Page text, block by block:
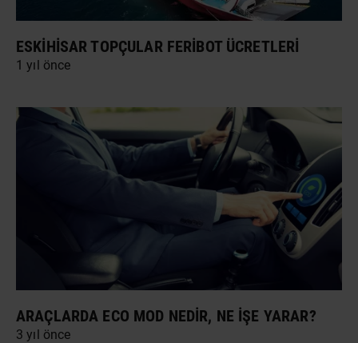
ESKIHISAR TOPÇULAR FERIBOT ÜCRETLERI
1 yıl önce
ARAÇLARDA ECO MOD NEDIR, NE İŞE YARAR?
3 yıl önce